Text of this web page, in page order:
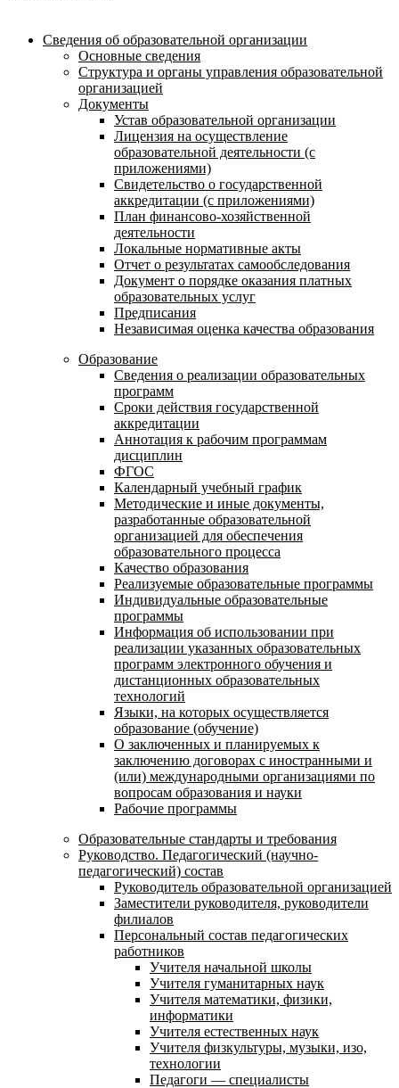
Сведения об образовательной организации
Основные сведения
Структура и органы управления образовательной
организацией
Документы
Устав образовательной организации
Лицензия на осуществление
образовательной деятельности (с
приложениями)
Свидетельство о государственной
аккредитации (с приложениями)
План финансово-хозяйственной
деятельности
Локальные нормативные акты
Отчет о результатах самообследования
Документ о порядке оказания платных
образовательных услуг
Предписания
Независимая оценка качества образования
Образование
Сведения о реализации образовательных
программ
Сроки действия государственной
аккредитации
Аннотация к рабочим программам
дисциплин
ФГОС
Календарный учебный график
Методические и иные документы,
разработанные образовательной
организацией для обеспечения
образовательного процесса
Качество образования
Реализуемые образовательные программы
Индивидуальные образовательные
программы
Информация об использовании при
реализации указанных образовательных
программ электронного обучения и
дистанционных образовательных
технологий
Языки, на которых осуществляется
образование (обучение)
О заключенных и планируемых к
заключению договорах с иностранными и
(или) международными организациями по
вопросам образования и науки
Рабочие программы
Образовательные стандарты и требования
Руководство. Педагогический (научно-
педагогический) состав
Руководитель образовательной организацией
Заместители руководителя, руководители
филиалов
Персональный состав педагогических
работников
Учителя начальной школы
Учителя гуманитарных наук
Учителя математики, физики,
информатики
Учителя естественных наук
Учителя физкультуры, музыки, изо,
технологии
Педагоги — специалисты